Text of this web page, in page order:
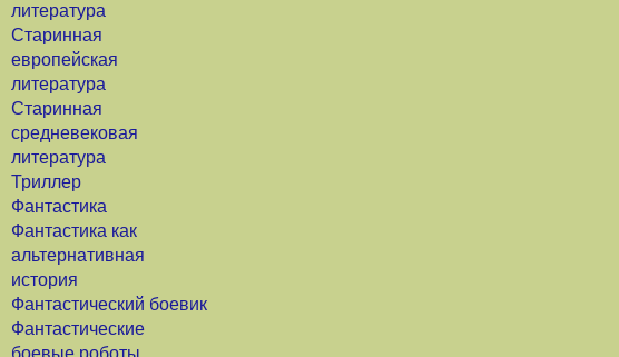
литература
Старинная
европейская
литература
Старинная
средневековая
литература
Триллер
Фантастика
Фантастика как
альтернативная
история
Фантастический боевик
Фантастические
боевые роботы